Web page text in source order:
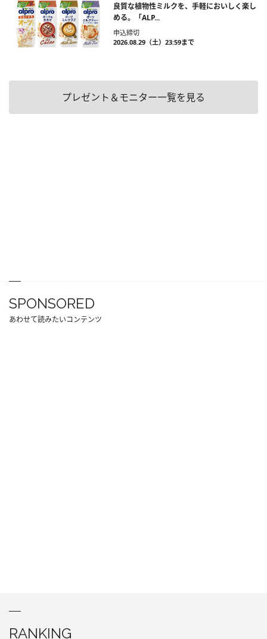
良質な植物性ミルクを、手軽においしく楽し
める。「ALP...
申込締切
2026.08.29（土）23:59まで
プレゼント＆モニター一覧を見る
SPONSORED
あわせて読みたいコンテンツ
RANKING